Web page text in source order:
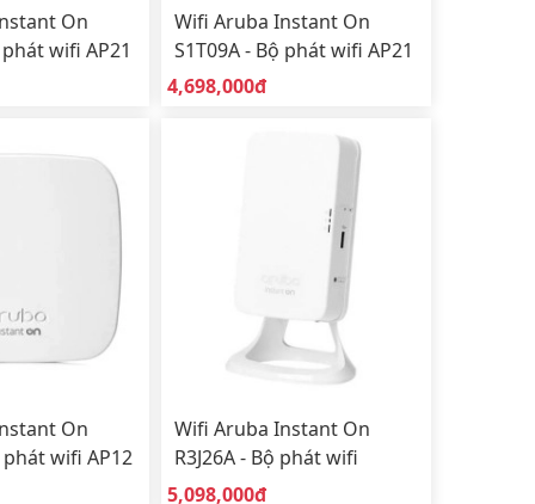
On
wifi AP21
trong nhà
Wifi Aruba Instant On
S1T09A - Bộ phát wifi AP21
Wifi 6 sử dụng trong nhà
Giá bán:
4,698,000đ
On
phát wifi AP12
nhà
Wifi Aruba Instant On
R3J26A - Bộ phát wifi
AP11D để bàn sử dụng
Giá bán:
5,098,000đ